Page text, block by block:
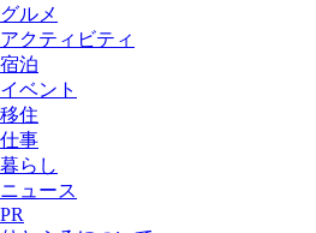
グルメ
アクティビティ
宿泊
イベント
移住
仕事
暮らし
ニュース
PR